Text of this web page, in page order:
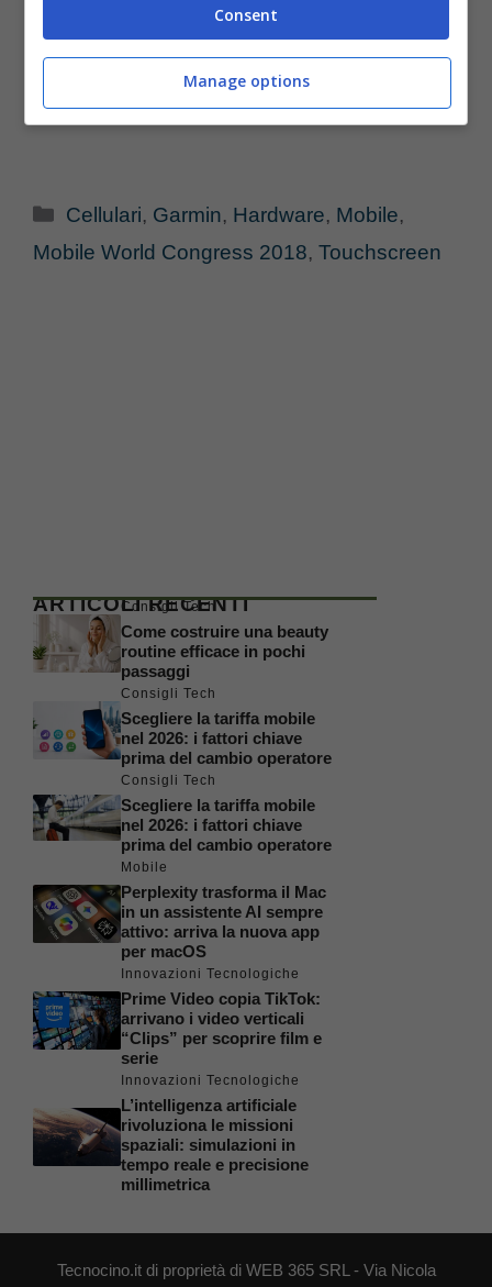
Categorie
Cellulari, Garmin, Hardware, Mobile,
Mobile World Congress 2018, Touchscreen
ARTICOLI RECENTI
Consigli Tech
Come costruire una beauty
routine efficace in pochi
passaggi
Consigli Tech
Scegliere la tariffa mobile
nel 2026: i fattori chiave
prima del cambio operatore
Consigli Tech
Scegliere la tariffa mobile
nel 2026: i fattori chiave
prima del cambio operatore
Mobile
Perplexity trasforma il Mac
in un assistente AI sempre
attivo: arriva la nuova app
per macOS
Innovazioni Tecnologiche
Prime Video copia TikTok:
arrivano i video verticali
“Clips” per scoprire film e
serie
Innovazioni Tecnologiche
L’intelligenza artificiale
rivoluziona le missioni
spaziali: simulazioni in
tempo reale e precisione
millimetrica
Tecnocino.it di proprietà di WEB 365 SRL - Via Nicola
Consent
Manage options